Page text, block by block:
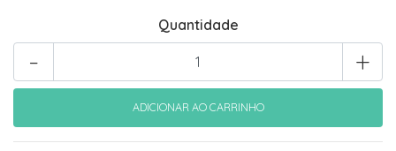
Quantidade
+
-